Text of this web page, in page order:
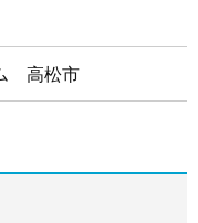
高松市